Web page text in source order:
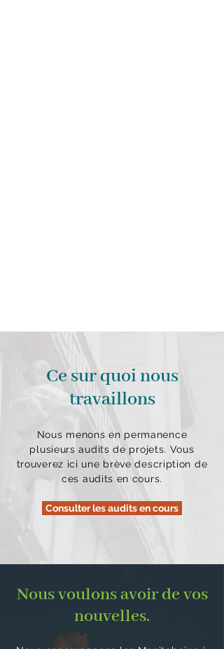
Ce sur quoi nous
travaillons
Nous menons en permanence
plusieurs audits de projets. Vous
trouverez ici une brève description de
ces audits en cours.
Consulter les audits en cours
Nous voulons avoir de vos
nouvelles.